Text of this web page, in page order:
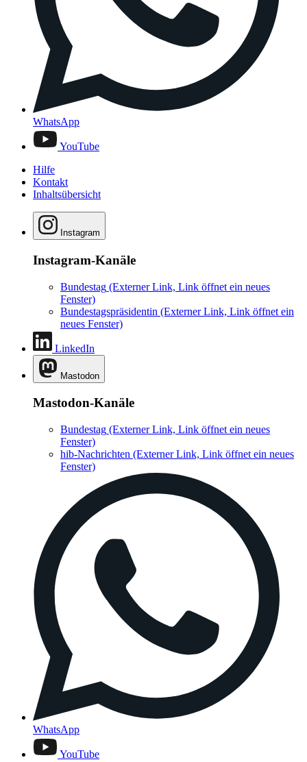
WhatsApp
YouTube
Hilfe
Kontakt
Inhaltsübersicht
Instagram
Instagram-Kanäle
Bundestag (Externer Link, Link öffnet ein neues
Fenster)
Bundestagspräsidentin (Externer Link, Link öffnet ein
neues Fenster)
LinkedIn
Mastodon
Mastodon-Kanäle
Bundestag (Externer Link, Link öffnet ein neues
Fenster)
hib-Nachrichten (Externer Link, Link öffnet ein neues
Fenster)
WhatsApp
YouTube